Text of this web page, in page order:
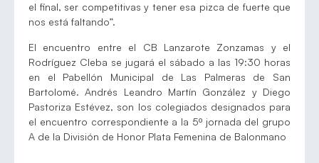
el final, ser competitivas y tener esa pizca de fuerte que
nos está faltando”.
El encuentro entre el CB Lanzarote Zonzamas y el
Rodríguez Cleba se jugará el sábado a las 19:30 horas
en el Pabellón Municipal de Las Palmeras de San
Bartolomé. Andrés Leandro Martín González y Diego
Pastoriza Estévez, son los colegiados designados para
el encuentro correspondiente a la 5º jornada del grupo
A de la División de Honor Plata Femenina de Balonmano